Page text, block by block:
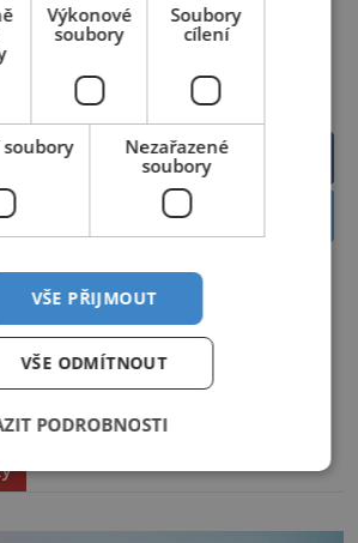
PŘEHRÁT ČLÁNEK
relaxace
Sdílet na Facebooku
Sdílet na Twitteru
relaxační kresby
Výkonové
soubory
Soubory
cílení
Nezařazené
soubory
VŠE PŘIJMOUT
VŠE ODMÍTNOUT
PODROBNOSTI